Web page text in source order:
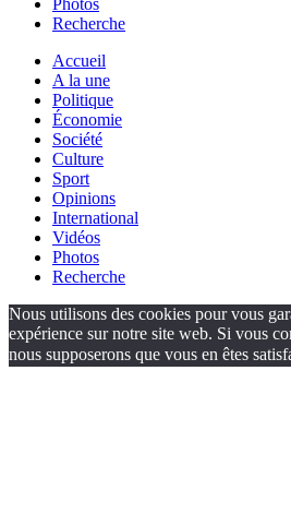
Photos
Recherche
Accueil
A la une
Politique
Économie
Société
Culture
Sport
Opinions
International
Vidéos
Photos
Recherche
Nous utilisons des cookies pour vous
expérience sur notre site web. Si vous
nous supposerons que vous en êtes